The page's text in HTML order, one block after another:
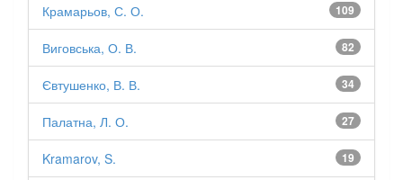
109
Крамарьов, С. О.
82
Виговська, О. В.
34
Євтушенко, В. В.
27
Палатна, Л. О.
19
Kramarov, S.